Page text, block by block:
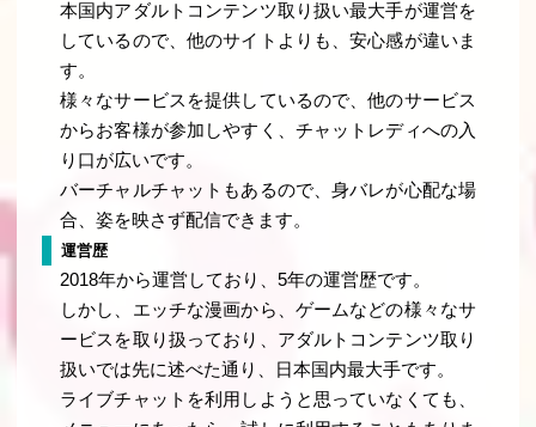
本国内アダルトコンテンツ取り扱い最大手が運営を
しているので、他のサイトよりも、安心感が違いま
す。
様々なサービスを提供しているので、他のサービス
からお客様が参加しやすく、チャットレディへの入
り口が広いです。
バーチャルチャットもあるので、身バレが心配な場
合、姿を映さず配信できます。
運営歴
2018年から運営しており、5年の運営歴です。
しかし、エッチな漫画から、ゲームなどの様々なサ
ービスを取り扱っており、アダルトコンテンツ取り
扱いでは先に述べた通り、日本国内最大手です。
ライブチャットを利用しようと思っていなくても、